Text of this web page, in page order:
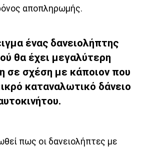
αποπληρωμής.
ένας δανειολήπτης
θα έχει μεγαλύτερη
σε σχέση με κάποιον που
καταναλωτικό δάνειο
πως οι δανειολήπτες με